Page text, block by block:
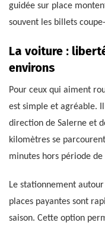
guidée sur place
souvent les billets
La voiture :
environs
Pour ceux qui aiment
est simple et agréable.
direction de Salerne et
kilomètres se
minutes hors période de
Le stationnement
places payantes sont
saison. Cette option